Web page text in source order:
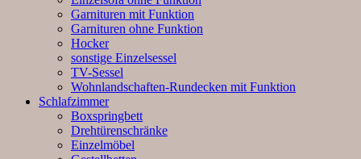
Garnituren mit Funktion
Garnituren ohne Funktion
Hocker
sonstige Einzelsessel
TV-Sessel
Wohnlandschaften-Rundecken mit Funktion
Schlafzimmer
Boxspringbett
Drehtürenschränke
Einzelmöbel